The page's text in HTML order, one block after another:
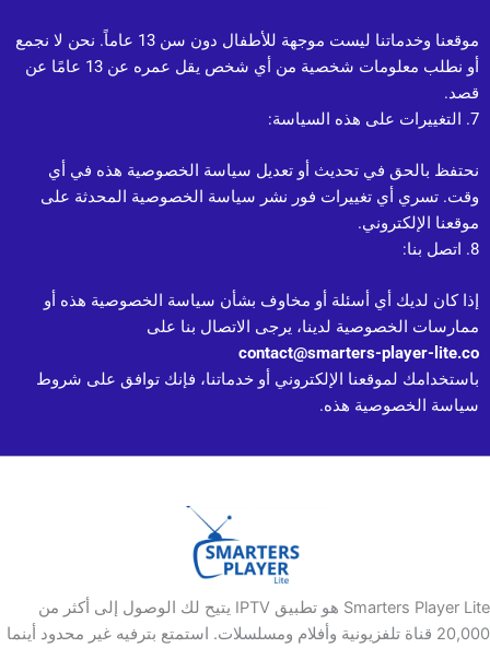
موقعنا وخدماتنا ليست موجهة للأطفال دون سن 13 عاماً. نحن لا نجمع
أو نطلب معلومات شخصية من أي شخص يقل عمره عن 13 عامًا عن
قصد.
7. التغييرات على هذه السياسة:
نحتفظ بالحق في تحديث أو تعديل سياسة الخصوصية هذه في أي
وقت. تسري أي تغييرات فور نشر سياسة الخصوصية المحدثة على
موقعنا الإلكتروني.
8. اتصل بنا:
إذا كان لديك أي أسئلة أو مخاوف بشأن سياسة الخصوصية هذه أو
ممارسات الخصوصية لدينا، يرجى الاتصال بنا على
contact@smarters-player-lite.co
باستخدامك لموقعنا الإلكتروني أو خدماتنا، فإنك توافق على شروط
سياسة الخصوصية هذه.
Smarters Player Lite هو تطبيق IPTV يتيح لك الوصول إلى أكثر من
20,000 قناة تلفزيونية وأفلام ومسلسلات. استمتع بترفيه غير محدود أينما